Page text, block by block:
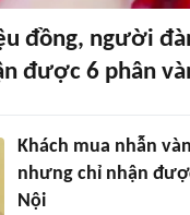
đồng, người
được 6 phân
Khách mua nhẫn
nhưng chỉ nhận
Nội